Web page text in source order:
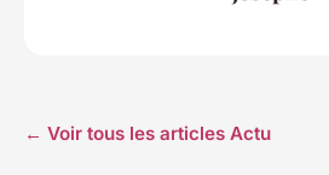
← Voir tous les articles Actu